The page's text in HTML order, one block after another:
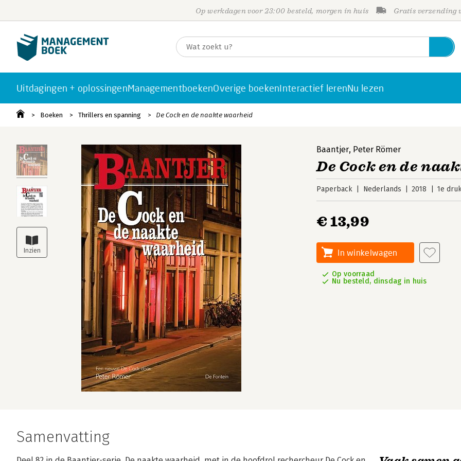
Op werkdagen voor 23:00 besteld, morgen in huis Gratis verzending
Uitdagingen + oplossingenManagementboekenOverige boekenInteractief lerenNu lezen
Boeken Thrillers en spanning De Cock en de naakte waarheid
Baantjer, Peter Römer
De Cock en de
Paperback Nederlands 2018 1e
€ 13,99
In winkelwagen
Op voorraad
Nu besteld, dinsdag in huis
Samenvatting